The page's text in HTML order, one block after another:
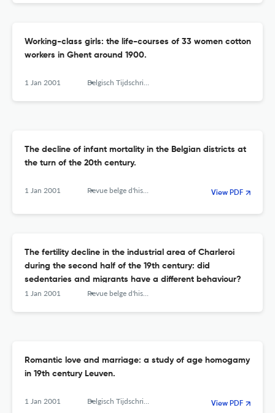
Working-class girls: the life-courses of 33 women cotton
workers in Ghent around 1900.
1 Jan 2001 Belgisch Tijdschrift Voor Nieuwste Geschiedenis-revue Belge D Histoire Contemporaine
The decline of infant mortality in the Belgian districts at
the turn of the 20th century.
1 Jan 2001 Revue belge d'histoire contemporaine. Belgisch tijdschrift voor nieuwste geschiedenis View PDF
The fertility decline in the industrial area of Charleroi
during the second half of the 19th century: did
sedentaries and migrants have a different behaviour?
1 Jan 2001 Revue belge d'histoire contemporaine. Belgisch tijdschrift voor nieuwste geschiedenis
Romantic love and marriage: a study of age homogamy
in 19th century Leuven.
1 Jan 2001 Belgisch Tijdschrift Voor Nieuwste Geschiedenis-revue Belge D Histoire Contemporaine View PDF